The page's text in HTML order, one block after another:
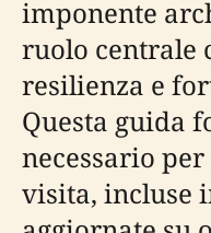
imponente
ruolo centrale
resilienza e
Questa guida
necessario
visita, incluse